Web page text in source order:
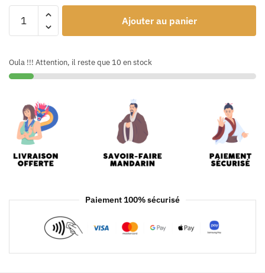
Ajouter au panier
Oula !!! Attention, il reste que 10 en stock
Paiement 100% sécurisé